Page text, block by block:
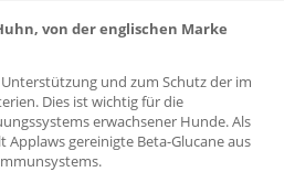
von der englischen Marke
und zum Schutz der im
Dies ist wichtig für die
erwachsener Hunde. Als
gereinigte Beta-Glucane aus